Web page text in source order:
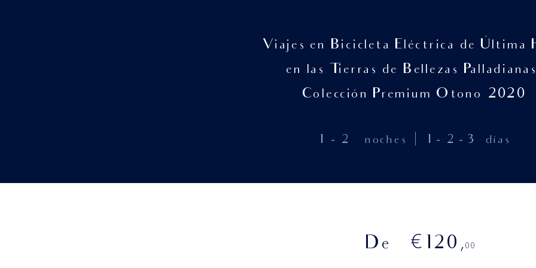
Viajes en Bicicleta Eléctrica de Última
en las Tierras de Bellezas
Colección Premium Otono 2020
1 - 2 noches | 1 - 2 - 3 días
De € 120 , 00